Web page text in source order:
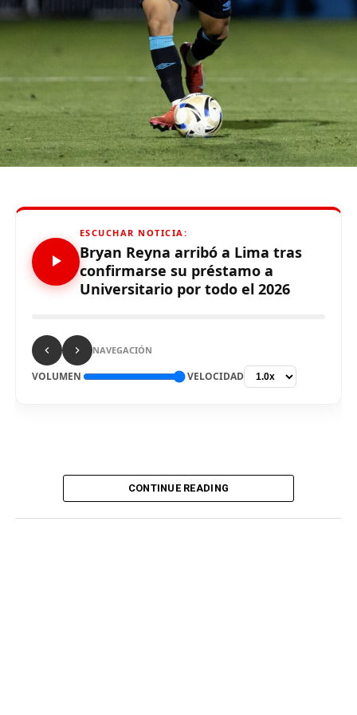
tiempo qu
hizo”,enfatizó el técnico.
De otro lado, se reportó que supuestos hinchas de
Sporting Cristal realizaron pintas y ciertos daños en los
alrededores del Estadio Alejandro Villanueva – Matute,
durante el partido ante Carabobo por Copa Libertadores
2026. Con este panorama, se abre la posibilidad de que
Alianza Lima no preste nuevamente el recinto deportivo
a los celestes, por lo que se abre una nueva posibilidad
Comparte esto:
ESCUCHAR NOTICIA:
Bryan Reyna arribó a Lima tras
confirmarse su préstamo a
Universitario por todo el 2026
NAVEGACIÓN
VOLUMEN VELOCIDAD
CONTINUE READING